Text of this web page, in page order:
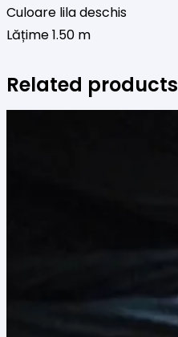
Culoare lila deschis
Lățime 1.50 m
Related products